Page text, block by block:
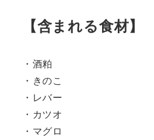
【含まれる食材】
・酒粕
・きのこ
・レバー
・カツオ
・マグロ